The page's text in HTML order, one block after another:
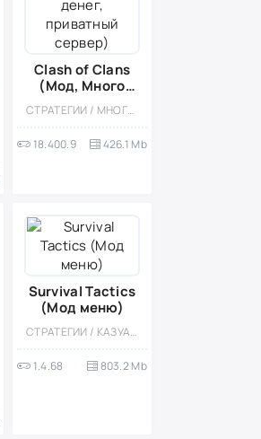
Clash of Clans
(Мод, Много
денег,
приватный СТРАТЕГИИ / МНОГОПОЛЬЗОВАТЕЛЬСКАЯ / ОНЛАЙН / СОРЕВНОВАТЕЛЬНАЯ / БЕЗ КЕША / ВСТРОЕННЫЙ КЕШ / ОДНОПОЛЬЗОВАТЕЛЬСКИЕ / СТИЛИЗАЦИЯ / ФЭНТЕЗИ
18.400.9 426.1 Mb
Survival Tactics
(Мод меню)
СТРАТЕГИИ / КАЗУАЛЬНЫЕ / СТИЛИЗАЦИЯ / ОДНОПОЛЬЗОВАТЕЛЬСКИЕ / ВСТРОЕННЫЙ КЕШ / МОД / ТАКТИЧЕСКИЕ / ЗОМБИ
1.4.68 803.2 Mb